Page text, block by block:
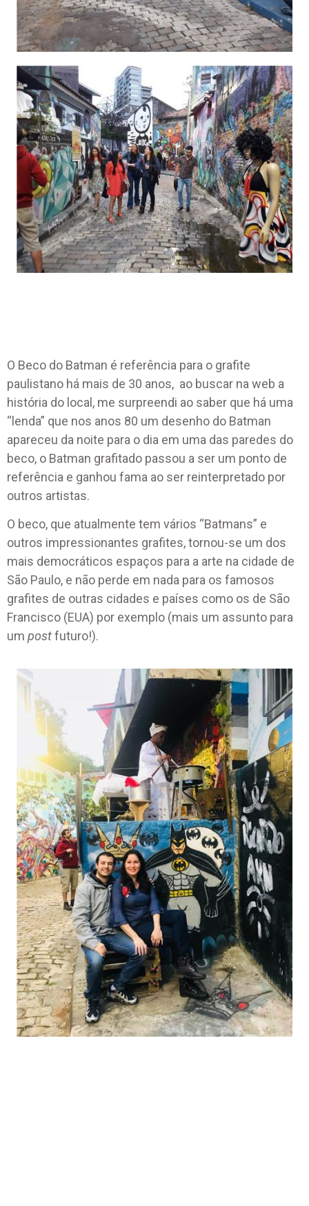
O Beco do Batman é referência para o grafite
paulistano há mais de 30 anos, ao buscar na web a
história do local, me surpreendi ao saber que há uma
“lenda” que nos anos 80 um desenho do Batman
apareceu da noite para o dia em uma das paredes do
beco, o Batman grafitado passou a ser um ponto de
referência e ganhou fama ao ser reinterpretado por
outros artistas.
O beco, que atualmente tem vários “Batmans” e
outros impressionantes grafites, tornou-se um dos
mais democráticos espaços para a arte na cidade de
São Paulo, e não perde em nada para os famosos
grafites de outras cidades e países como os de São
Francisco (EUA) por exemplo (mais um assunto para
um postfuturo!).